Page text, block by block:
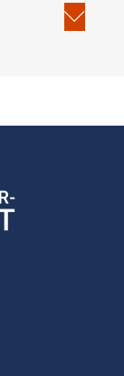
der
Coming of